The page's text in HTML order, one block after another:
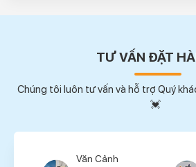
TƯ VẤN ĐẶT
Chúng tôi luôn tư vấn và hỗ trợ Quý
💓
Văn Cảnh